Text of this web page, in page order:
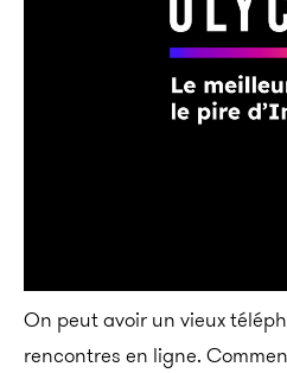
On peut avoir un vieux
rencontres en ligne.